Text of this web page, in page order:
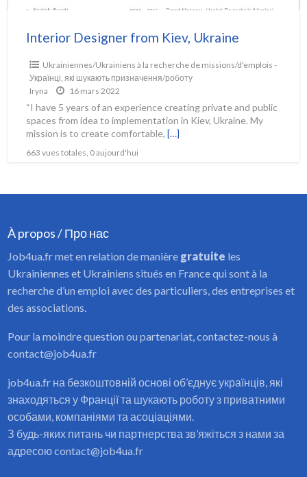
Interior Designer from Kiev, Ukraine
Ukrainiennes/Ukrainiens à la recherche de missions/d'emplois -
Українці, які шукають призначення/роботу
Iryna
16 mars 2022
“I have 5 years of an experience creating private and public
spaces from idea to implementation in Kiev, Ukraine. My
mission is to create comfortable, […]
663 vues totales, 0 aujourd'hui
À propos / Про нас
Job4ua.fr met en relation de manière gratuite les
Ukrainiennes et Ukrainiens situés en France qui sont à la
recherche d’un emploi avec des particuliers, des entreprises et
des associations.
Pour la moindre question ou partenariat, contactez-nous à
contact@job4ua.fr
job4ua.fr на безкоштовній основі об’єднує українців, які
знаходяться у Франції та шукають роботу з приватними
особами, компаніями та асоціаціями.
З будь-яких питань чи партнерства зв’яжіться з нами за
адресою contact@job4ua.fr